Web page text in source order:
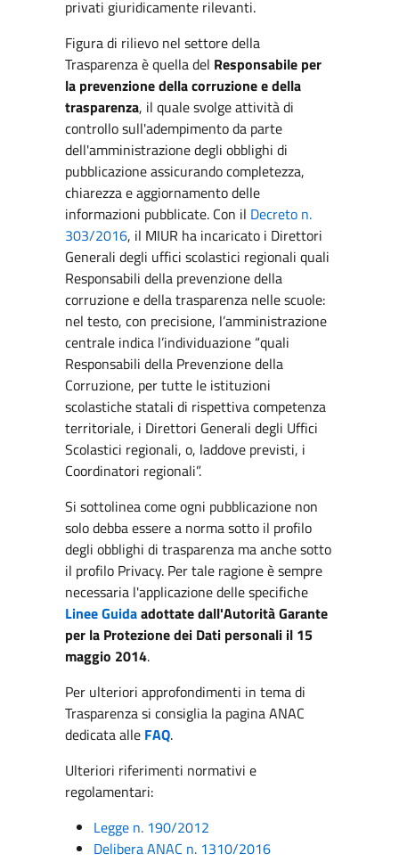
privati giuridicamente rilevanti.
Figura di rilievo nel settore della
Trasparenza è quella del Responsabile per
la prevenzione della corruzione e della
trasparenza, il quale svolge attività di
controllo sull'adempimento da parte
dell'amministrazione degli obblighi di
pubblicazione assicurando completezza,
chiarezza e aggiornamento delle
informazioni pubblicate. Con il Decreto n.
303/2016, il MIUR ha incaricato i Direttori
Generali degli uffici scolastici regionali quali
Responsabili della prevenzione della
corruzione e della trasparenza nelle scuole:
nel testo, con precisione, l’amministrazione
centrale indica l’individuazione “quali
Responsabili della Prevenzione della
Corruzione, per tutte le istituzioni
scolastiche statali di rispettiva competenza
territoriale, i Direttori Generali degli Uffici
Scolastici regionali, o, laddove previsti, i
Coordinatori regionali”.
Si sottolinea come ogni pubblicazione non
solo debba essere a norma sotto il profilo
degli obblighi di trasparenza ma anche sotto
il profilo Privacy. Per tale ragione è sempre
necessaria l'applicazione delle specifiche
Linee Guidaadottate dall'Autorità Garante
per la Protezione dei Dati personali il 15
maggio 2014.
Per ulteriori approfondimenti in tema di
Trasparenza si consiglia la pagina ANAC
dedicata alle FAQ.
Ulteriori riferimenti normativi e
regolamentari:
Legge n. 190/2012
Delibera ANAC n. 1310/2016